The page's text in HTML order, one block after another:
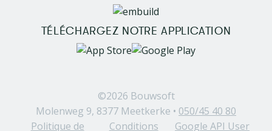
Image
TÉLÉCHARGEZ NOTRE APPLICATION
Image Image
©2026 Bouwsoft
Molenweg 9, 8377 Meetkerke • 050/45 40 80
Politique de
Conditions
Google API User